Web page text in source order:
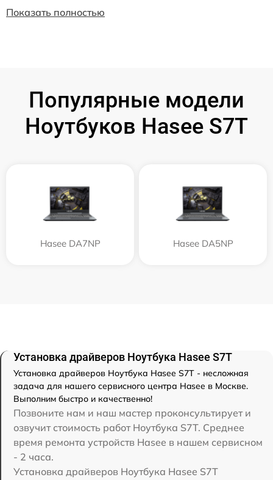
Показать полностью
Популярные модели
Ноутбуков Hasee S7T
Hasee DA7NP Hasee DA5NP
Установка драйверов Ноутбука Hasee S7T
Установка драйверов Ноутбука Hasee S7T - несложная
задача для нашего сервисного центра Hasee в Москве.
Выполним быстро и качественно!
Позвоните нам и наш мастер проконсультирует и
озвучит стоимость работ Ноутбука S7T. Среднее
время ремонта устройств Hasee в нашем сервисном
- 2 часа.
Установка драйверов Ноутбука Hasee S7T